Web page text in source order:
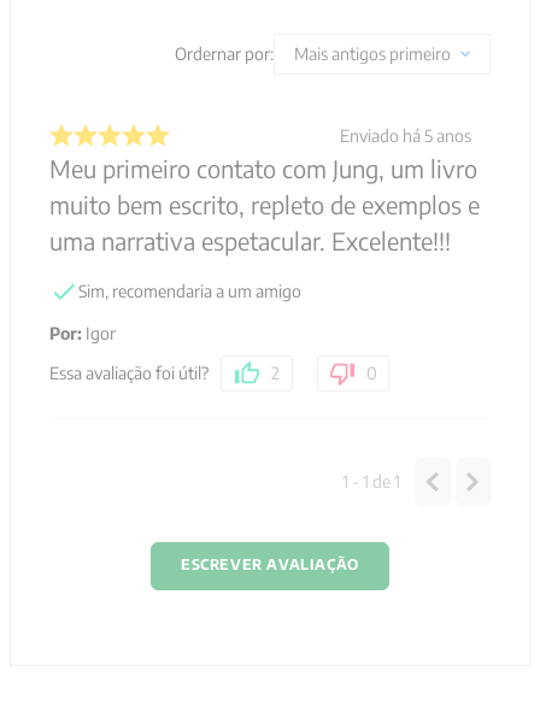
Ordernar por: Mais antigos primeiro
Enviado há 5 anos
Meu primeiro contato com Jung, um livro
muito bem escrito, repleto de exemplos e
uma narrativa espetacular. Excelente!!!
Sim, recomendaria a um amigo
Por: Igor
Essa avaliação foi útil?
2 0
1 - 1 de1
ESCREVER AVALIAÇÃO